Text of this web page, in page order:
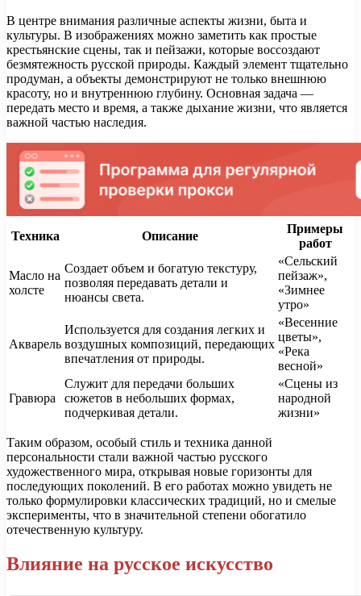
В центре внимания различные аспекты жизни, быта и
культуры. В изображениях можно заметить как простые
крестьянские сцены, так и пейзажи, которые воссоздают
безмятежность русской природы. Каждый элемент тщательно
продуман, а объекты демонстрируют не только внешнюю
красоту, но и внутреннюю глубину. Основная задача —
передать место и время, а также дыхание жизни, что является
важной частью наследия.
Техника Описание
Примеры
работ
Масло на
холсте
Создает объем и богатую текстуру,
позволяя передавать детали и
нюансы света.
«Сельский
пейзаж»,
«Зимнее
утро»
Акварель
Используется для создания легких и
воздушных композиций, передающих
впечатления от природы.
«Весенние
цветы»,
«Река
весной»
Гравюра
Служит для передачи больших
сюжетов в небольших формах,
подчеркивая детали.
«Сцены из
народной
жизни»
Таким образом, особый стиль и техника данной
персональности стали важной частью русского
художественного мира, открывая новые горизонты для
последующих поколений. В его работах можно увидеть не
только формулировки классических традиций, но и смелые
эксперименты, что в значительной степени обогатило
отечественную культуру.
Влияние на русское искусство